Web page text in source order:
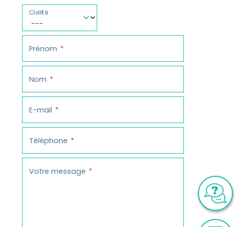
Civilité
Prénom
Nom
E-mail
Téléphone
Votre message